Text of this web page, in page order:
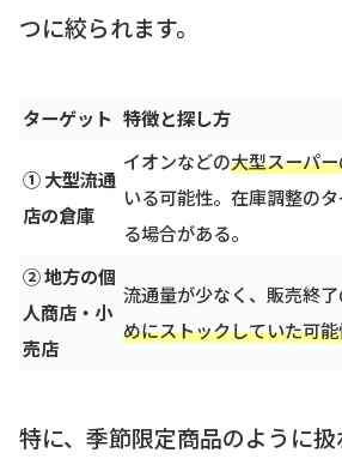
つに絞られます。
ターゲット 特徴と探し方
① 大型流通
店の倉庫
イオンなどの大型スーパ
いる可能性。在庫調整の
る場合がある。
② 地方の個
人商店・小
売店
流通量が少なく、販売終
めにストックしていた可
特に、季節限定商品のように